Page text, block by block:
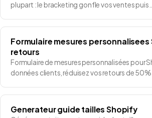
plupart : le bracketing gonfle vos ventes puis…
Formulaire mesures
retours
Formulaire de mesures personnalisées pour
données clients, réduisez vos retours de 50%
Generateur guide tailles Shopify